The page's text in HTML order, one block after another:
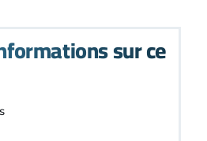
sur ce